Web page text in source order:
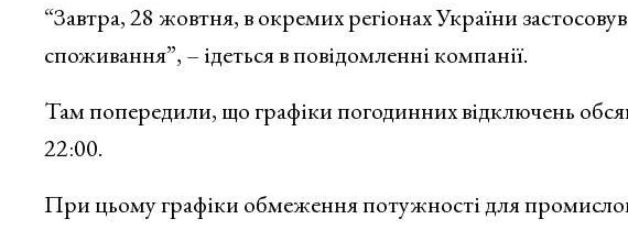
“Завтра, 28 жовтня, в окремих регіонах України
споживання”, – ідеться в повідомленні компанії.
Там попередили, що графіки погодинних відключень
22:00.
При цьому графіки обмеження потужності для